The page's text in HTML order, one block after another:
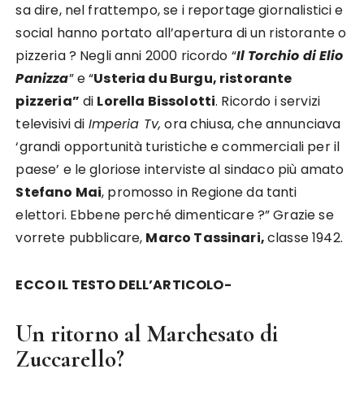
sa dire, nel frattempo, se i reportage giornalistici e
social hanno portato all’apertura di un ristorante o
pizzeria ? Negli anni 2000 ricordo “Il Torchio di Elio
Panizza” e “Usteria du Burgu, ristorante
pizzeria” di Lorella Bissolotti. Ricordo i servizi
televisivi di Imperia Tv, ora chiusa, che annunciava
‘grandi opportunità turistiche e commerciali per il
paese’ e le gloriose interviste al sindaco più amato
Stefano Mai, promosso in Regione da tanti
elettori. Ebbene perché dimenticare ?” Grazie se
vorrete pubblicare, Marco Tassinari,classe 1942.
ECCO IL TESTO DELL’ARTICOLO-
Un ritorno al Marchesato di
Zuccarello?